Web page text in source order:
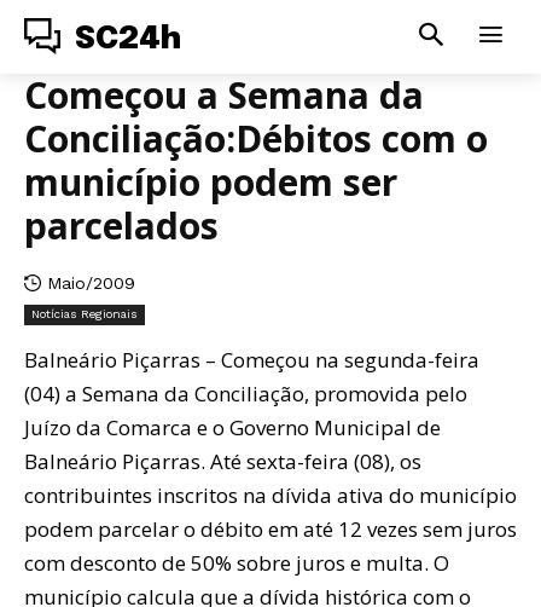
SC24h
Começou a Semana da
Conciliação:Débitos com o
município podem ser
parcelados
Maio/2009
Notícias Regionais
Balneário Piçarras – Começou na segunda-feira
(04) a Semana da Conciliação, promovida pelo
Juízo da Comarca e o Governo Municipal de
Balneário Piçarras. Até sexta-feira (08), os
contribuintes inscritos na dívida ativa do município
podem parcelar o débito em até 12 vezes sem juros
com desconto de 50% sobre juros e multa. O
município calcula que a dívida histórica com o